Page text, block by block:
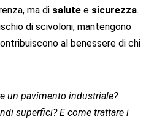
ma di salutee sicurezza.
di scivoloni, mantengono
al benessere di chi
un pavimento industriale?
superfici? E come trattare i